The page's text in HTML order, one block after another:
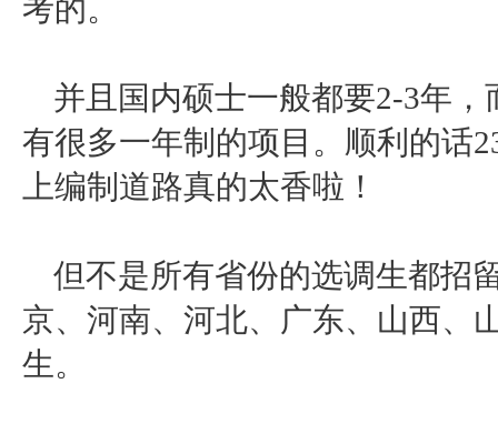
考的。
并且国内硕士一般都要2-3年，
有很多一年制的项目。顺利的话
上编制道路真的太香啦！
但不是所有省份的选调生都招
京、河南、河北、广东、山西、
生。